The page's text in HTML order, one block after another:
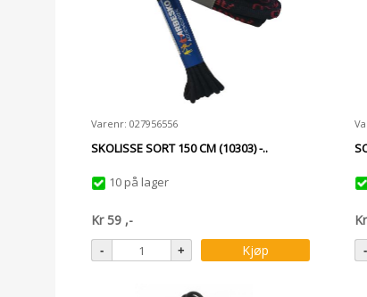
Varenr: 027956556
SKOLISSE SORT 150 CM (10303) -..
10 på lager
Kr59 ,-
Kjøp
Kr